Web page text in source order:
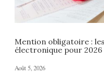
Mention obligatoire :
électronique pour 2026
Août 5, 2026